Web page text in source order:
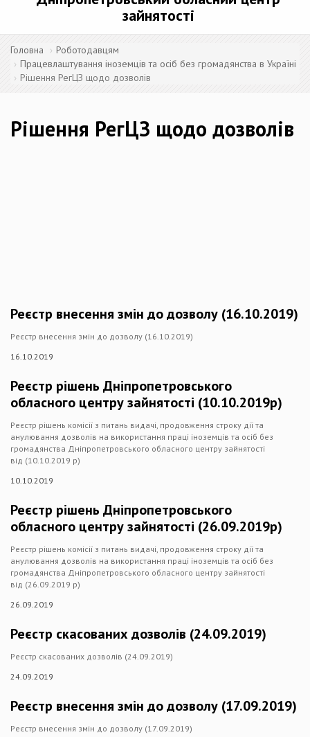
зайнятості
Головна
Роботодавцям
Працевлаштування іноземців та осіб без громадянства в Україні
Рішення РегЦЗ щодо дозволів
Рішення РегЦЗ щодо дозволів
Реєстр внесення змін до дозволу (16.10.2019)
Реєстр внесення змін до дозволу (16.10.2019)
16.10.2019
Реєстр рішень Дніпропетровського
обласного центру зайнятості (10.10.2019р)
Реєстр рішень комісії з питань видачі, продовження строку дії та
анулювання дозволів на використання праці іноземців та осіб без
громадянства Дніпропетровського обласного центру зайнятості
від (10.10.2019 р)
10.10.2019
Реєстр рішень Дніпропетровського
обласного центру зайнятості (26.09.2019р)
Реєстр рішень комісії з питань видачі, продовження строку дії та
анулювання дозволів на використання праці іноземців та осіб без
громадянства Дніпропетровського обласного центру зайнятості
від (26.09.2019 р)
26.09.2019
Реєстр скасованих дозволів (24.09.2019)
Реєстр скасованих дозволів (24.09.2019)
24.09.2019
Реєстр внесення змін до дозволу (17.09.2019)
Реєстр внесення змін до дозволу (17.09.2019)